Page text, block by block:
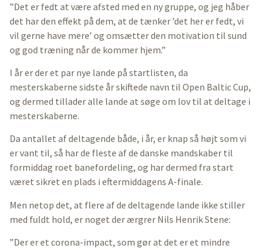
”Det er fedt at være afsted med en ny gruppe, og jeg håber
det har den effekt på dem, at de tænker ’det her er fedt, vi
vil gerne have mere’ og omsætter den motivation til sund
og god træning når de kommer hjem.”
I år er der et par nye lande på startlisten, da
mesterskaberne sidste år skiftede navn til Open Baltic Cup,
og dermed tillader alle lande at søge om lov til at deltage i
mesterskaberne.
Da antallet af deltagende både, i år, er knap så højt som vi
er vant til, så har de fleste af de danske mandskaber til
formiddag roet banefordeling, og har dermed fra start
været sikret en plads i eftermiddagens A-finale.
Men netop det, at flere af de deltagende lande ikke stiller
med fuldt hold, er noget der ærgrer Nils Henrik Stene:
”Der er et corona-impact, som gør at det er et mindre